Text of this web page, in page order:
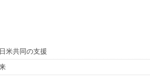
米共同の支援